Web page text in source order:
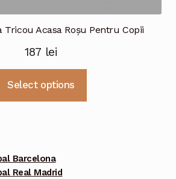
Tricou Acasa Roșu Pentru Copii
187 lei
Select options
Barcelona
Real Madrid